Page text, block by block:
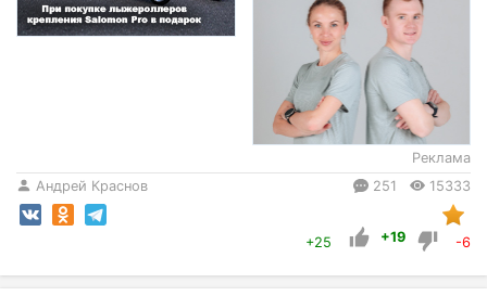
Реклама
Андрей Краснов
251 15333
+25 +19 -6